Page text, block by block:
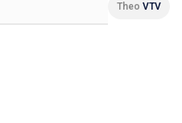
Theo VTV